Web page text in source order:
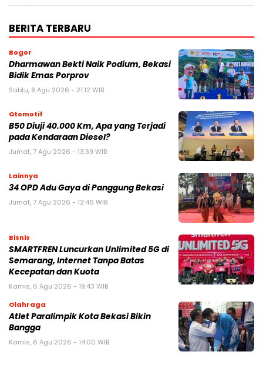
BERITA TERBARU
Bogor
Dharmawan Bekti Naik Podium, Bekasi
Bidik Emas Porprov
Sabtu, 8 Agu 2026 - 21:12 WIB
Otomotif
B50 Diuji 40.000 Km, Apa yang Terjadi
pada Kendaraan Diesel?
Jumat, 7 Agu 2026 - 13:39 WIB
Lainnya
34 OPD Adu Gaya di Panggung Bekasi
Jumat, 7 Agu 2026 - 12:46 WIB
Bisnis
SMARTFREN Luncurkan Unlimited 5G di
Semarang, Internet Tanpa Batas
Kecepatan dan Kuota
Kamis, 6 Agu 2026 - 19:43 WIB
Olahraga
Atlet Paralimpik Kota Bekasi Bikin
Bangga
Kamis, 6 Agu 2026 - 14:00 WIB